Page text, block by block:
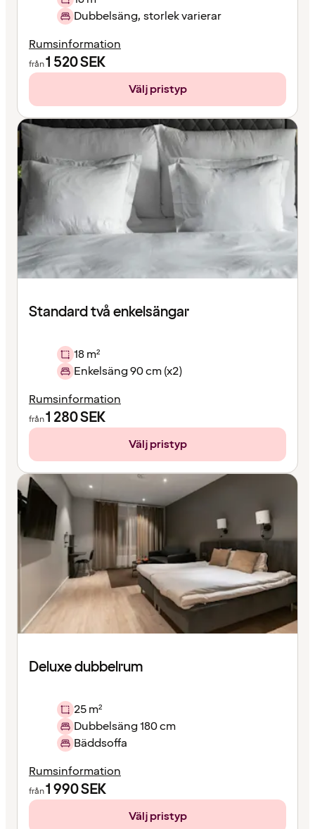
Dubbelsäng, storlek varierar
Rumsinformation
från1 520SEK
Välj pristyp
Standard två enkelsängar
18 m²
Enkelsäng 90 cm (x2)
Rumsinformation
från1 280SEK
Välj pristyp
Deluxe dubbelrum
25 m²
Dubbelsäng 180 cm
Bäddsoffa
Rumsinformation
från1 990SEK
Välj pristyp